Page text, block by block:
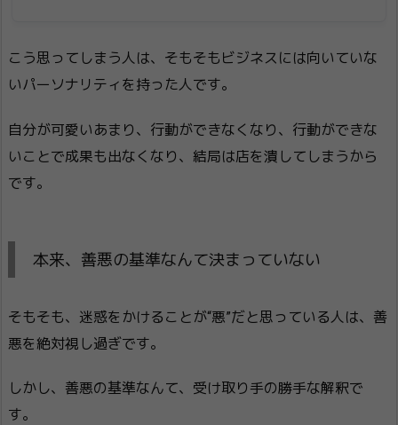
こう思ってしまう人は、そもそもビジネスには向いていな
いパーソナリティを持った人です。
自分が可愛いあまり、行動ができなくなり、行動ができな
いことで成果も出なくなり、結局は店を潰してしまうから
です。
本来、善悪の基準なんて決まっていない
そもそも、迷惑をかけることが“悪”だと思っている人は、善
悪を絶対視し過ぎです。
しかし、善悪の基準なんて、受け取り手の勝手な解釈で
す。